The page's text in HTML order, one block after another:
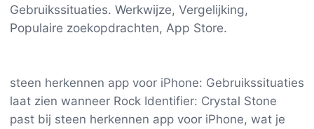
Gebruikssituaties. Werkwijze, Vergelijking,
Populaire zoekopdrachten, App Store.
steen herkennen app voor iPhone: Gebruikssituaties
laat zien wanneer Rock Identifier: Crystal Stone
past bij steen herkennen app voor iPhone, wat je